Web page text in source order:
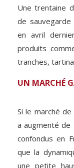
Une trentaine
de sauvegarde
en avril
produits
tranches,
UN MARCHÉ
Si le marché
a augmenté de
confondus en
que la
une petite